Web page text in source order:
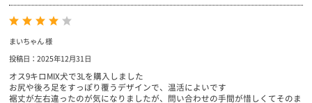
まいちゃん 様
投稿日：2025年12月31日
オス9キロMIX犬で3Lを購入しました
お尻や後ろ足をすっぽり覆うデザインで、温活によいです
裾丈が左右違ったのが気になりましたが、問い合わせの手間が惜しくてそのま